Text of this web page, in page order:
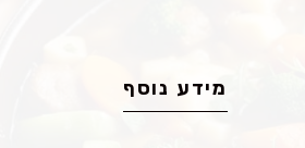
מידע נוסף